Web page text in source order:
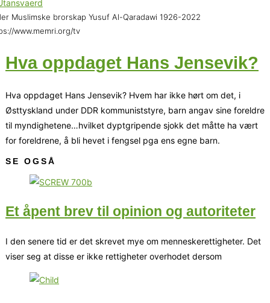
Muslimske brorskap Yusuf Al-Qaradawi 1926-2022
www.memri.org/tv
Hva oppdaget Hans Jensevik?
Hva oppdaget Hans Jensevik? Hvem har ikke hørt om det, i
Østtyskland under DDR kommuniststyre, barn angav sine foreldre
til myndighetene…hvilket dyptgripende sjokk det måtte ha vært
for foreldrene, å bli hevet i fengsel pga ens egne barn.
SE OGSÅ
Et åpent brev til opinion og autoriteter
I den senere tid er det skrevet mye om menneskerettigheter. Det
viser seg at disse er ikke rettigheter overhodet dersom